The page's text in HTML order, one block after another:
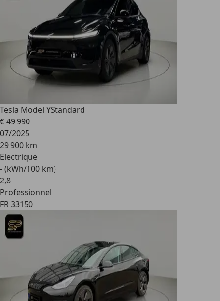
Tesla Model YStandard
€ 49 990
07/2025
29 900 km
Electrique
- (kWh/100 km)
2,8
Professionnel
FR 33150